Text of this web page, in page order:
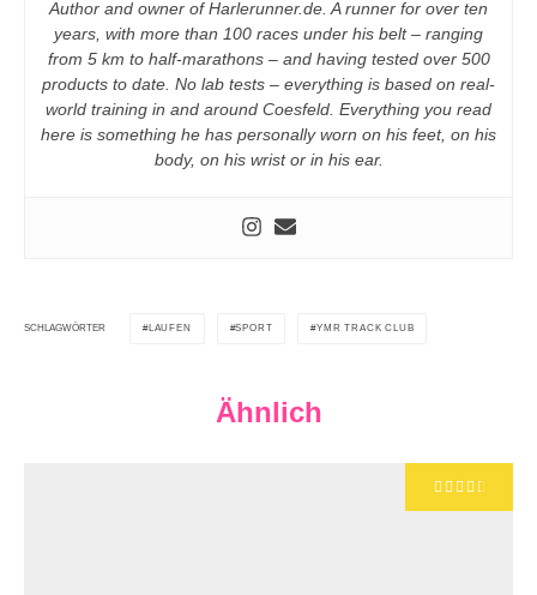
Author and owner of Harlerunner.de. A runner for over ten
years, with more than 100 races under his belt – ranging
from 5 km to half-marathons – and having tested over 500
products to date. No lab tests – everything is based on real-
world training in and around Coesfeld. Everything you read
here is something he has personally worn on his feet, on his
body, on his wrist or in his ear.
SCHLAGWÖRTER LAUFEN SPORT YMR TRACK CLUB
Ähnlich